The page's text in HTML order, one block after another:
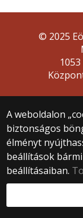
A weboldalon
biztonságos
élményt
beállítások
beállításaiban.
© 2025